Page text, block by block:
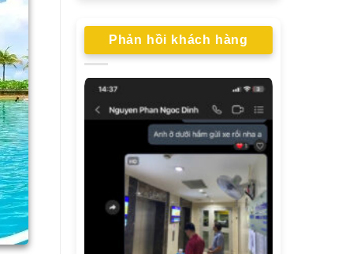
Phản hồi khách hàng